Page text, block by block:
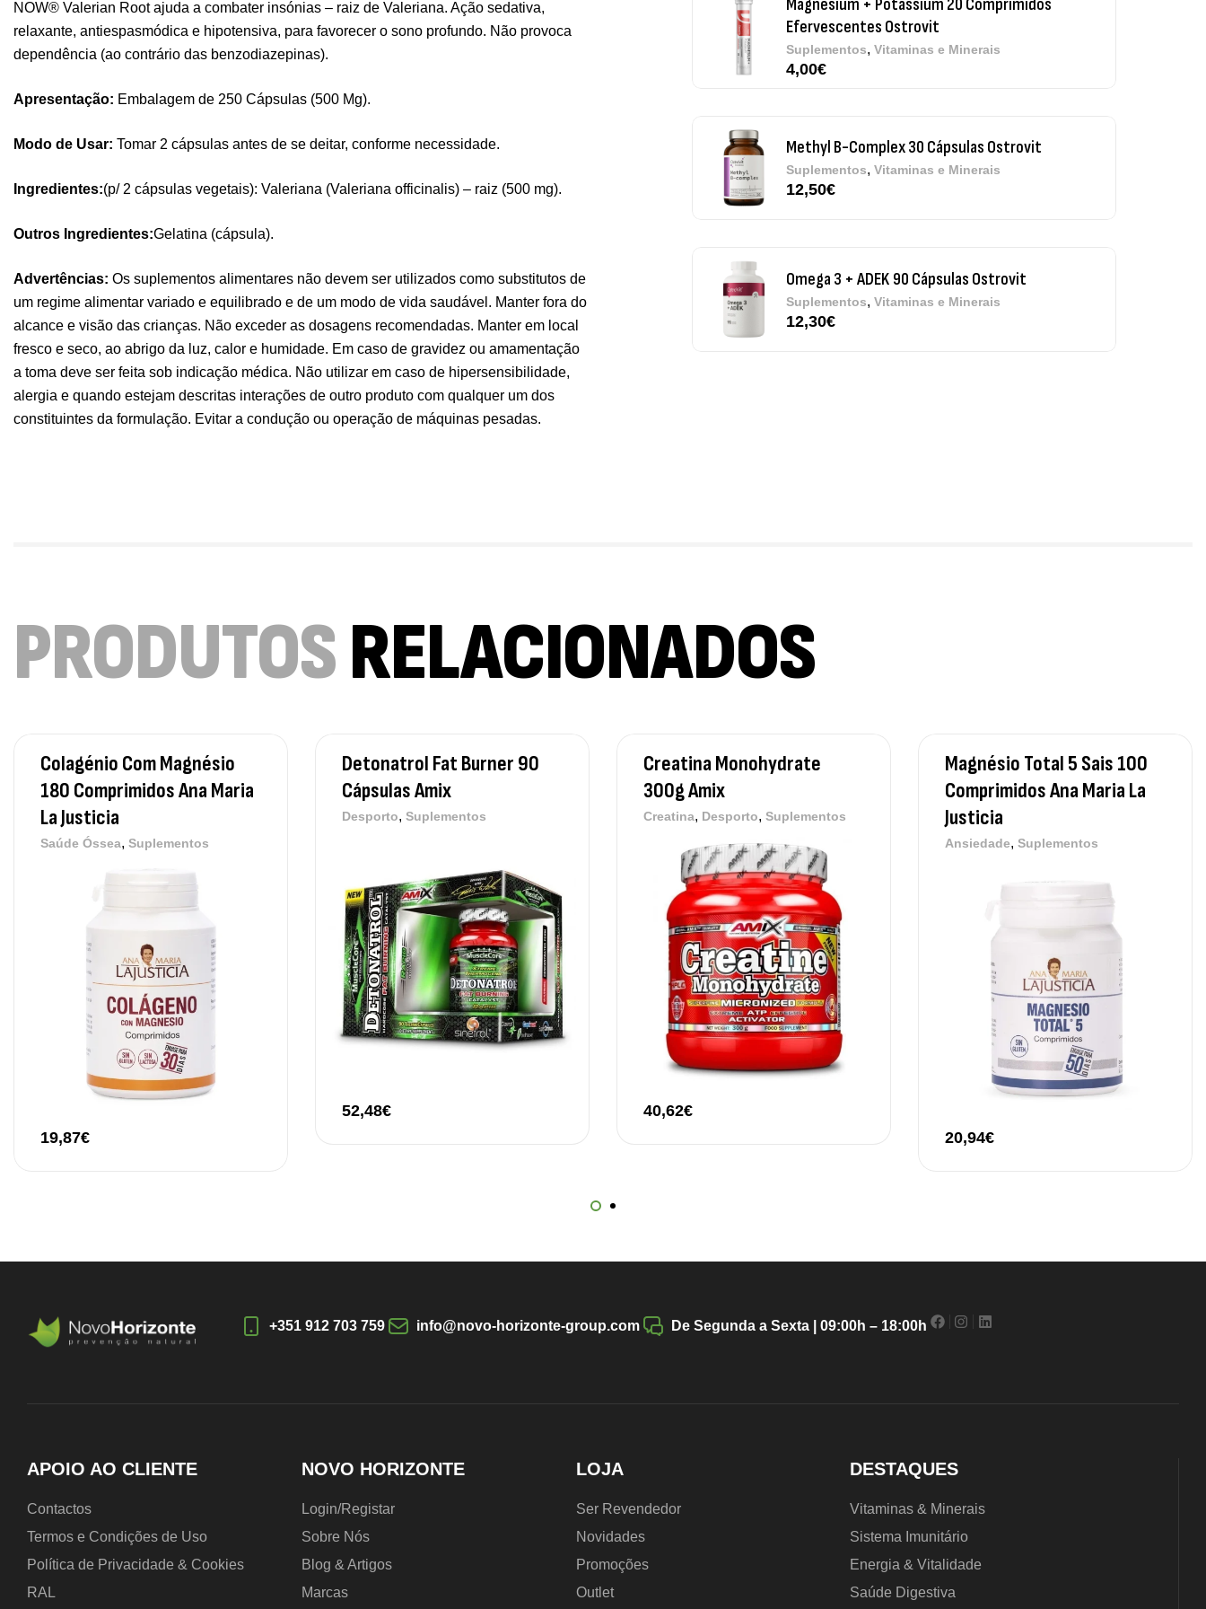
NOW® Valerian Root ajuda a combater insónias – raiz de Valeriana. Ação sedativa,
relaxante, antiespasmódica e hipotensiva, para favorecer o sono profundo. Não provoca
dependência (ao contrário das benzodiazepinas).
Apresentação: Embalagem de 250 Cápsulas (500 Mg).
Modo de Usar: Tomar 2 cápsulas antes de se deitar, conforme necessidade.
Ingredientes:(p/ 2 cápsulas vegetais): Valeriana (Valeriana officinalis) – raiz (500 mg).
Outros Ingredientes:Gelatina (cápsula).
Advertências: Os suplementos alimentares não devem ser utilizados como substitutos de
um regime alimentar variado e equilibrado e de um modo de vida saudável. Manter fora do
alcance e visão das crianças. Não exceder as dosagens recomendadas. Manter em local
fresco e seco, ao abrigo da luz, calor e humidade. Em caso de gravidez ou amamentação
a toma deve ser feita sob indicação médica. Não utilizar em caso de hipersensibilidade,
alergia e quando estejam descritas interações de outro produto com qualquer um dos
constituintes da formulação. Evitar a condução ou operação de máquinas pesadas.
Methyl B-Complex 30 Cápsulas Ostrovit
12,50€
Omega 3 + ADEK 90 Cápsulas Ostrovit
Suplementos,Vitaminas e Minerais
12,30€
Pure Electrolytes 270 G Ostrovit
Desporto , Suplementos
Magnesium + Potassium 20 Comprimidos
Methyl B-Complex 30 Cápsulas Ostrovit
Vitaminas e Minerais
12,50
Omega 3 + ADEK 90 Cápsulas Ostrovit
Suplementos Vitaminas e Minerais
12,30 €
PRODUTOSRELACIONADOS
Colagénio Com Magnésio
180 Comprimidos Ana Maria
La Justicia
Saúde Óssea, Suplementos
19,87€
Detonatrol Fat Burner 90
Cápsulas Amix
Desporto, Suplementos
52,48€
Creatina Monohydrate
300g Amix
Creatina, Desporto, Suplementos
40,62€
Magnésio Total 5 Sais 100
Comprimidos Ana Maria La
Justicia
Ansiedade, Suplementos
20,94€
+351 912 703 759 info@novo-horizonte-group.com De Segunda a Sexta | 09:00h – 18:00h
APOIO AO CLIENTE
Contactos
Termos e Condições de Uso
Política de Privacidade & Cookies
RAL
NOVO HORIZONTE
Login/Registar
Sobre Nós
Blog & Artigos
Marcas
LOJA
Ser Revendedor
Novidades
Promoções
Outlet
DESTAQUES
Vitaminas & Minerais
Sistema Imunitário
Energia & Vitalidade
Saúde Digestiva